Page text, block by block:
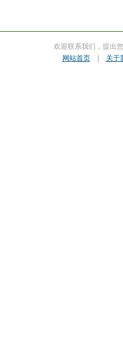
欢迎联系我们，提出
网站首页| 关于